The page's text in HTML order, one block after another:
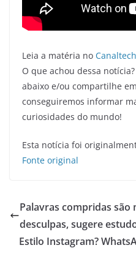
Leia a matéria no Canaltech
O que achou dessa
abaixo e/ou compartilhe
conseguiremos informar
curiosidades do mundo!
Esta notícia foi
Fonte original
Palavras compridas
desculpas, sugere
Estilo Instagram?